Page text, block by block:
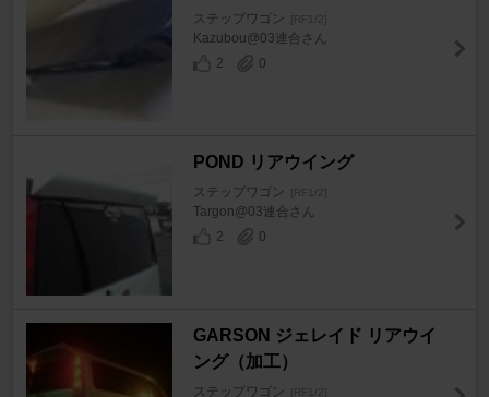
ステップワゴン [RF1/2]
Kazubou@03連合さん
2
0
POND リアウイング
ステップワゴン [RF1/2]
Targon@03連合さん
2
0
GARSON ジェレイド リアウイ
ング（加工）
ステップワゴン [RF1/2]